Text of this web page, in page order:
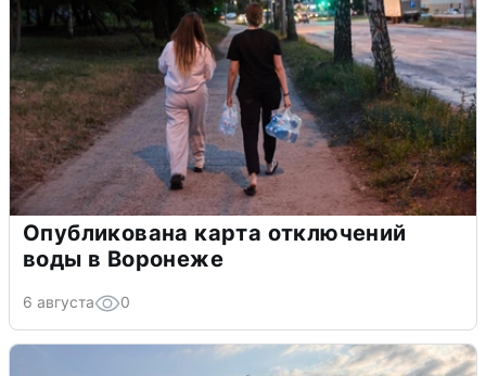
Опубликована карта отключений
воды в Воронеже
6 августа 0